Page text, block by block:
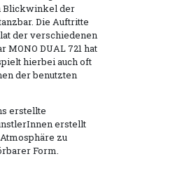
Blickwinkel der
Die Auftritte
der verschiedenen
DUAL 721 hat
hierbei auch oft
der benutzten
erstellte
erstellt
zu
Form.